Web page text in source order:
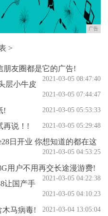
广告
>
朋友圈都是它的广告!
2021-03-05 08:47:40
层小牛皮
2021-03-05 07:44:47
! 2021-03-05 05:53:33
再说！! 2021-03-05 05:29:48
日开业 你想知道的都在这
2021-03-05 04:53:25
用户不用再交长途漫游费!
2021-03-05 04:22:38
让国产手
2021-03-05 04:10:23
木马病毒! 2021-03-04 13:05:04